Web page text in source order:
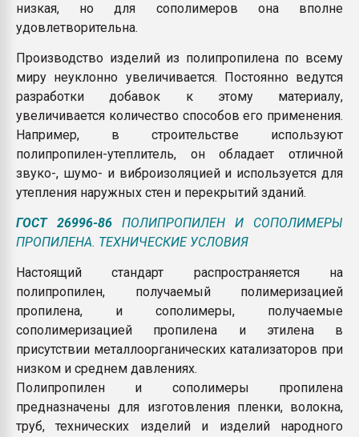
низкая, но для сополимеров она вполне
удовлетворительна.
Производство изделий из полипропилена по всему
миру неуклонно увеличивается. Постоянно ведутся
разработки добавок к этому материалу,
увеличивается количество способов его применения.
Например, в строительстве используют
полипропилен-утеплитель, он обладает отличной
звуко-, шумо- и виброизоляцией и используется для
утепления наружных стен и перекрытий зданий.
ГОСТ 26996-86 ПОЛИПРОПИЛЕН И СОПОЛИМЕРЫ
ПРОПИЛЕНА. ТЕХНИЧЕСКИЕ УСЛОВИЯ
Настоящий стандарт распространяется на
полипропилен, получаемый полимеризацией
пропилена, и сополимеры, получаемые
сополимеризацией пропилена и этилена в
присутствии металлоорганических катализаторов при
низком и среднем давлениях.
Полипропилен и сополимеры пропилена
предназначены для изготовления пленки, волокна,
труб, технических изделий и изделий народного